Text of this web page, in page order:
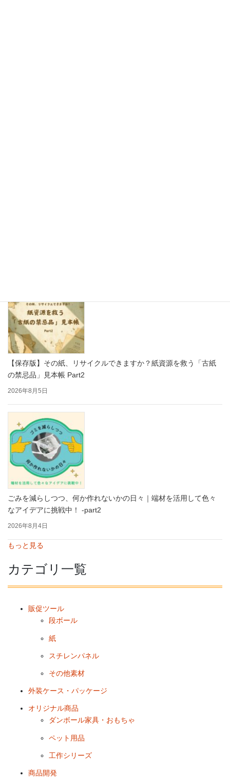
【保存版】その紙、リサイクルできますか？紙資源を救う「古紙
の禁忌品」見本帳 Part2
2026年8月5日
ごみを減らしつつ、何か作れないかの日々｜端材を活用して色々
なアイデアに挑戦中！ -part2
2026年8月4日
もっと見る
カテゴリ一覧
販促ツール
段ボール
紙
スチレンパネル
その他素材
外装ケース・パッケージ
オリジナル商品
ダンボール家具・おもちゃ
ペット用品
工作シリーズ
商品開発